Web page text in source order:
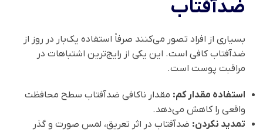
ضدآفتاب
بسیاری از افراد تصور می‌کنند صرفاً استفاده یک‌بار در روز از
ضدآفتاب کافی است. این یکی از رایج‌ترین اشتباهات در
مراقبت پوست است.
استفاده مقدار کم: مقدار ناکافی ضدآفتاب سطح محافظت
واقعی را کاهش می‌دهد.
تمدید نکردن: ضدآفتاب در اثر تعریق، لمس صورت و گذر